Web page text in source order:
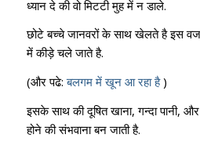
ध्यान दे की वो मिटटी मुह में न डाले.
छोटे बच्चे जानवरों के साथ खेलते है इस
में कीड़े चले जाते है.
(और पढे:बलगम में खून आ रहा है)
इसके साथ की दूषित खाना, गन्दा पानी,
होने की संभवाना बन जाती है.